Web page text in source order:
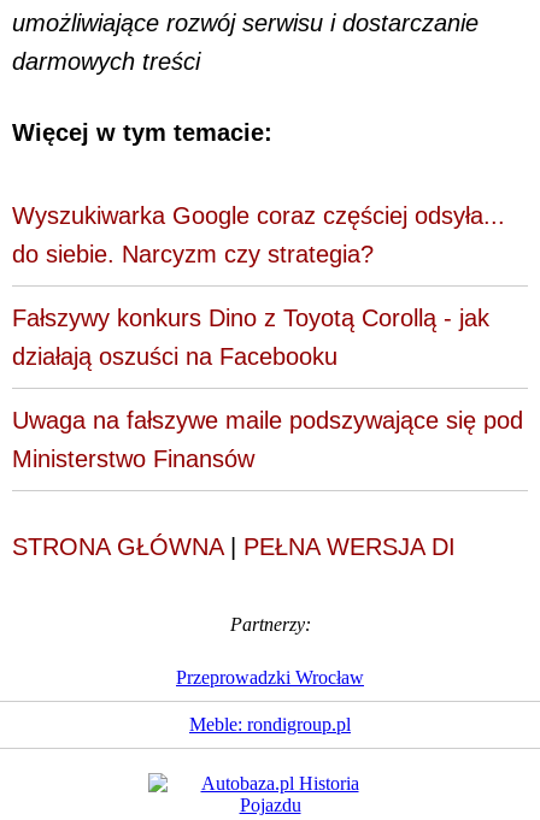
umożliwiające rozwój serwisu i dostarczanie
darmowych treści
Więcej w tym temacie:
Wyszukiwarka Google coraz częściej odsyła...
do siebie. Narcyzm czy strategia?
Fałszywy konkurs Dino z Toyotą Corollą - jak
działają oszuści na Facebooku
Uwaga na fałszywe maile podszywające się pod
Ministerstwo Finansów
STRONA GŁÓWNA| PEŁNA WERSJA DI
Partnerzy:
Przeprowadzki Wrocław
Meble: rondigroup.pl